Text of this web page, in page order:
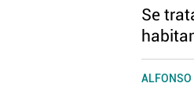
Se
ALFONSO